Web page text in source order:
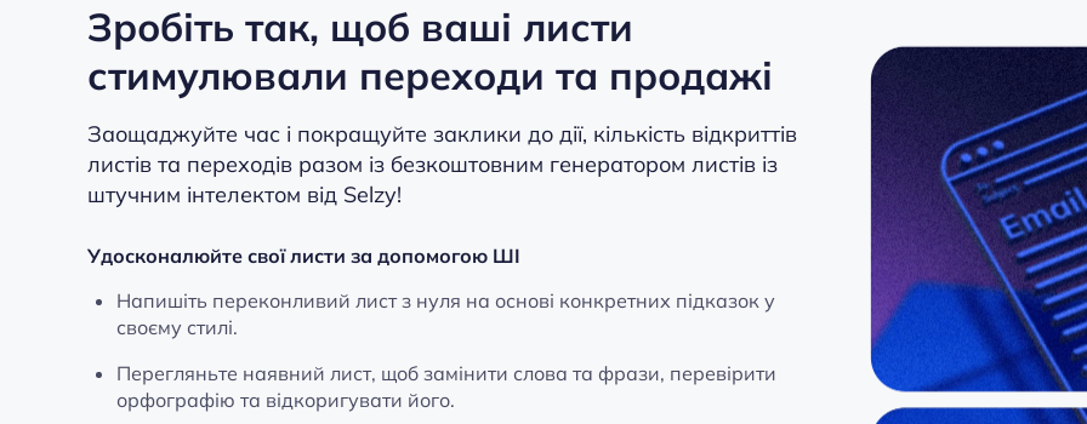
Зробіть так, щоб ваші листи
стимулювали переходи та продажі
Заощаджуйте час і покращуйте заклики до дії, кількість відкриттів
листів та переходів разом із безкоштовним генератором листів із
штучним інтелектом від Selzy!
Удосконалюйте свої листи за допомогою ШІ
Напишіть переконливий лист з нуля на основі конкретних підказок у
своєму стилі.
Перегляньте наявний лист, щоб замінити слова та фрази, перевірити
орфографію та відкоригувати його.